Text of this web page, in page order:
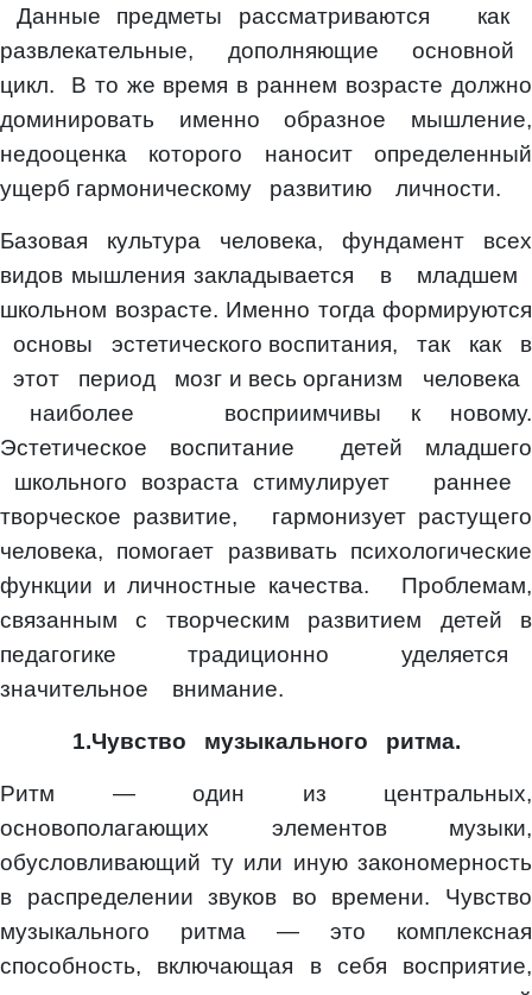
Данные предметы рассматриваются как
развлекательные, дополняющие основной
цикл. В то же время в раннем возрасте должно
доминировать именно образное мышление,
недооценка которого наносит определенный
ущерб гармоническому развитию личности.
Базовая культура человека, фундамент всех
видов мышления закладывается в младшем
школьном возрасте. Именно тогда формируются
основы эстетического воспитания, так как в
этот период мозг и весь организм человека
наиболее восприимчивы к новому.
Эстетическое воспитание детей младшего
школьного возраста стимулирует раннее
творческое развитие, гармонизует растущего
человека, помогает развивать психологические
функции и личностные качества. Проблемам,
связанным с творческим развитием детей в
педагогике традиционно уделяется
значительное внимание.
1.Чувство музыкального ритма.
Ритм — один из центральных,
основополагающих элементов музыки,
обусловливающий ту или иную закономерность
в распределении звуков во времени. Чувство
музыкального ритма — это комплексная
способность, включающая в себя восприятие,